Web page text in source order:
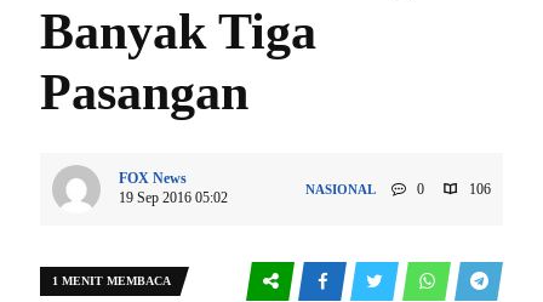
Banyak Tiga
Pasangan
FOX News
19 Sep 2016 05:02
NASIONAL 0 106
1 MENIT MEMBACA